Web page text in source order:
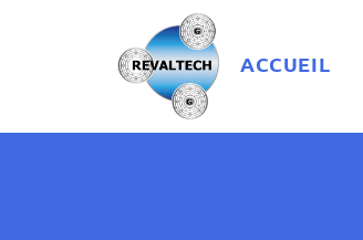
ACCUEIL